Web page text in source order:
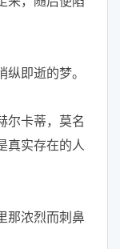
即逝的梦。
卡蒂，莫名
真实存在的人
浓烈而刺鼻